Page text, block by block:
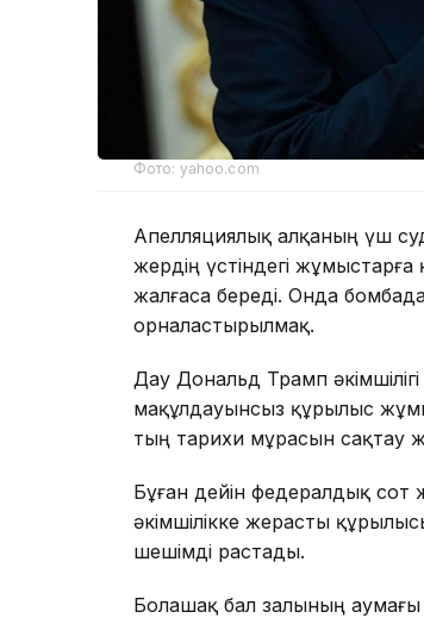
Фото: yahoo.com
Апелляциялық алқаның үш
жердің үстіндегі
жалғаса береді. Онда
орналастырылмақ.
Дау Дональд Трамп
мақұлдауынсыз құрылыс
тың тарихи мұрасын сақтау
Бұған дейін федералдық сот
әкімшілікке жерасты
шешімді растады.
Болашақ бал залының